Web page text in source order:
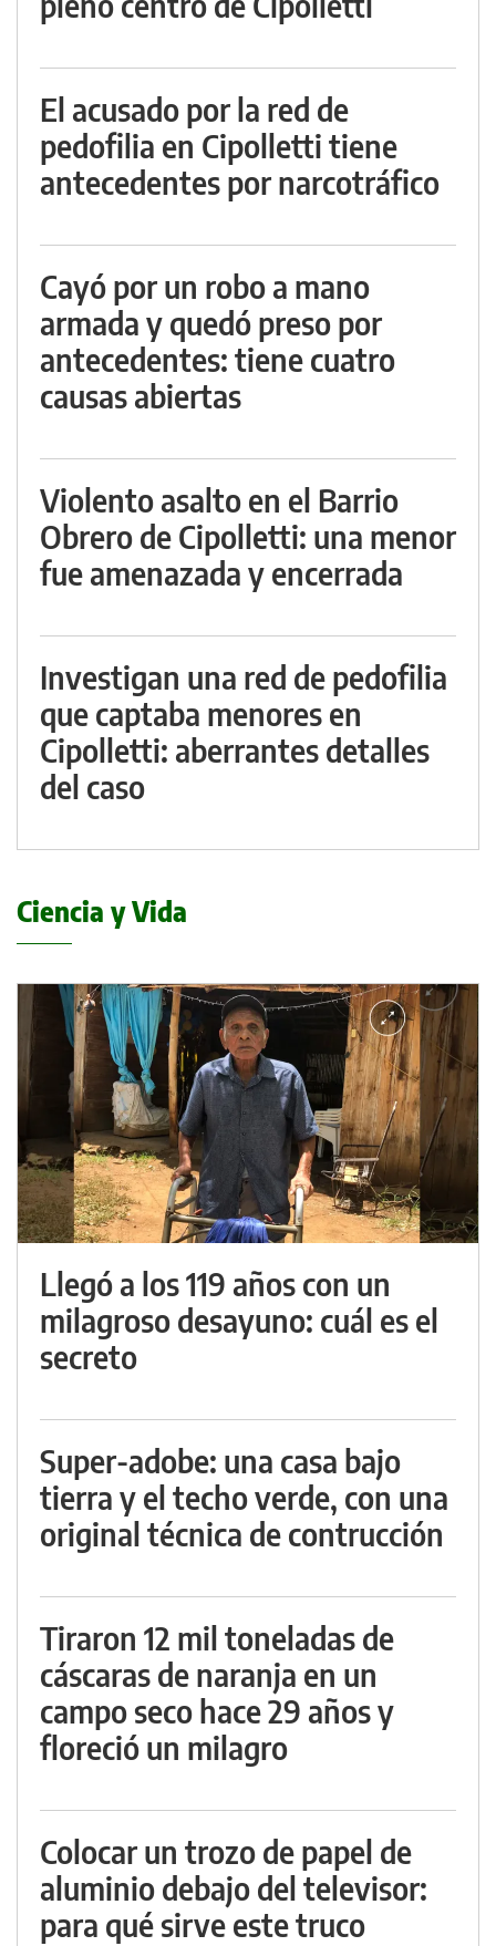
El acusado por la red de
pedofilia en Cipolletti tiene
antecedentes por narcotráfico
Cayó por un robo a mano
armada y quedó preso por
antecedentes: tiene cuatro
causas abiertas
Violento asalto en el Barrio
Obrero de Cipolletti: una menor
fue amenazada y encerrada
Investigan una red de pedofilia
que captaba menores en
Cipolletti: aberrantes detalles
del caso
Ciencia y Vida
Llegó a los 119 años con un
milagroso desayuno: cuál es el
secreto
Super-adobe: una casa bajo
tierra y el techo verde, con una
original técnica de contrucción
Tiraron 12 mil toneladas de
cáscaras de naranja en un
campo seco hace 29 años y
floreció un milagro
Colocar un trozo de papel de
aluminio debajo del televisor:
para qué sirve este truco